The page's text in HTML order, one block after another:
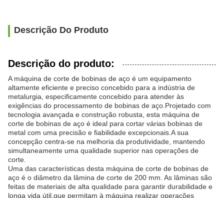
Descrição Do Produto
Descrição do produto:
A máquina de corte de bobinas de aço é um equipamento
altamente eficiente e preciso concebido para a indústria de
metalurgia, especificamente concebido para atender às
exigências do processamento de bobinas de aço.Projetado com
tecnologia avançada e construção robusta, esta máquina de
corte de bobinas de aço é ideal para cortar várias bobinas de
metal com uma precisão e fiabilidade excepcionais.A sua
concepção centra-se na melhoria da produtividade, mantendo
simultaneamente uma qualidade superior nas operações de
corte.
Uma das características desta máquina de corte de bobinas de
aço é o diâmetro da lâmina de corte de 200 mm. As lâminas são
feitas de materiais de alta qualidade para garantir durabilidade e
longa vida útil,que permitam à máquina realizar operações